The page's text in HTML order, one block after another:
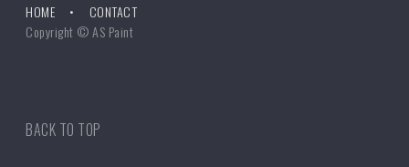
HOME
CONTACT
Copyright © AS Paint
BACK TO TOP